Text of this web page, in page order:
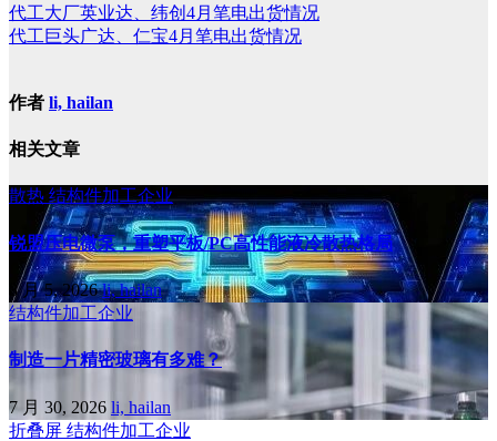
代工大厂英业达、纬创4月笔电出货情况
代工巨头广达、仁宝4月笔电出货情况
作者 li, hailan
相关文章
散热 结构件加工企业
锐盟压电微泵，重塑平板/PC高性能液冷散热格局
8 月 5, 2026li, hailan
结构件加工企业
制造一片精密玻璃有多难？
7 月 30, 2026 li, hailan
折叠屏 结构件加工企业